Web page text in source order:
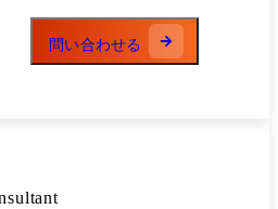
問い合わせる